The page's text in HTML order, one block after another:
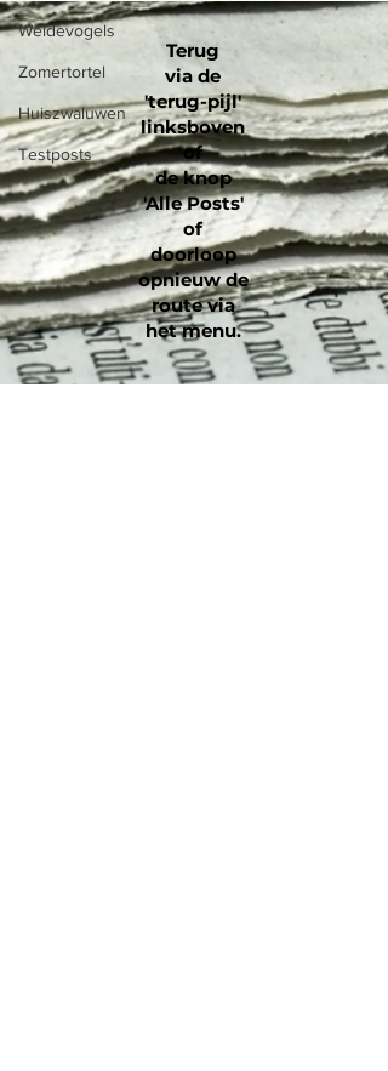
Weidevogels
Zomertortel
Huiszwaluwen
Testposts
Terug
via de
'terug-pijl'
linksboven
of
de knop
'Alle Posts'
of
doorloop
opnieuw de
route via
het menu.